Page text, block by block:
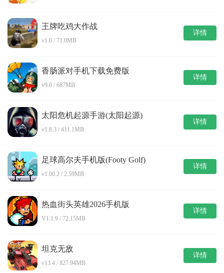
王牌吃鸡大作战
v1.0 / 71.0MB
详情
香肠派对手机下载免费版
v9.0 / 687MB
详情
太阳危机起源手游(太阳起源)
v1.8.3 / 411.1MB
详情
足球高尔夫手机版(Footy Golf)
v1.00.2 / 2.59MB
详情
热血街头英雄2026手机版
V1.1.9 / 72.15MB
详情
坦克无敌
v13.4 / 827.94MB
详情